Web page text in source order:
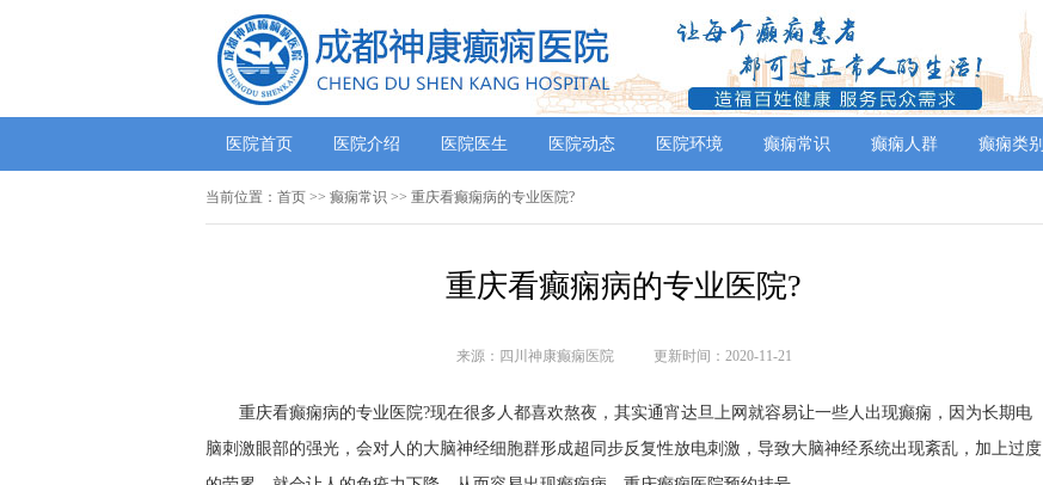
医院首页 医院介绍 医院医生 医院动态 医院环境 癫痫常识 癫痫人群 癫痫类别
当前位置： 首页 >> 癫痫常识 >> 重庆看癫痫病的专业医院?
重庆看癫痫病的专业医院?
来源：四川神康癫痫医院 更新时间：2020-11-21
重庆看癫痫病的专业医院?现在很多人都喜欢熬夜，其实通宵达旦上网就容易让一些人出现癫痫，因为长期电
脑刺激眼部的强光，会对人的大脑神经细胞群形成超同步反复性放电刺激，导致大脑神经系统出现紊乱，加上过度